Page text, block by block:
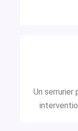
Un serrurier